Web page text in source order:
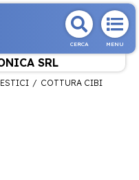
CERCA MENU
SRL
COTTURA CIBI